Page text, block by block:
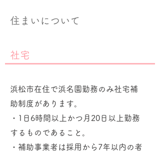
住まいについて
​社宅
浜松市在住で浜名園勤務のみ社宅補
助制度があります。
・1日6時間以上かつ月20日以上勤務
するものであること。
・補助事業者は採用から7年以内の者